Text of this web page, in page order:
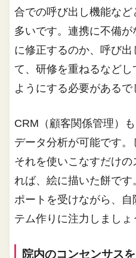
合での呼び出し機能な
多いです。連携に不備
に修正するのか、呼び
て、研修を重ねるなど
ようにする必要があるで
CRM（顧客関係管理）
データ分析が可能です
それを使いこなすだけ
れば、絵に描いた餅で
ポートを受けながら、
テム作りに注力しましょ
院内のコンセンサス